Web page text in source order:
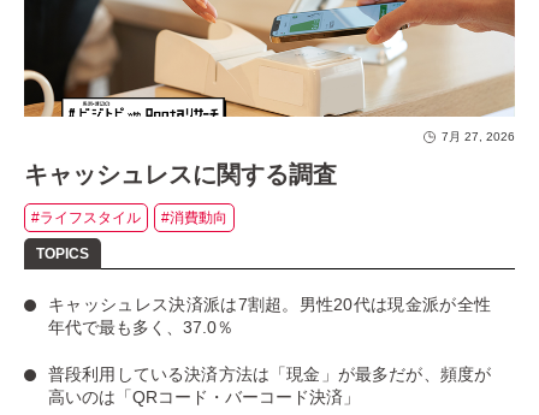
7月 27, 2026
キャッシュレスに関する調査
#ライフスタイル #消費動向
キャッシュレス決済派は7割超。男性20代は現金派が全性
年代で最も多く、37.0％
普段利用している決済方法は「現金」 が最多だが、 頻度が
高いのは「QRコード・バーコード決済」